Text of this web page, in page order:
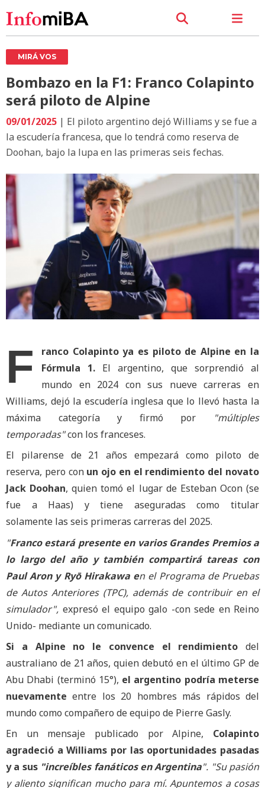
MIRÁ VOS
Bombazo en la F1: Franco Colapinto
será piloto de Alpine
09/01/2025 | El piloto argentino dejó Williams y se fue a
la escudería francesa, que lo tendrá como reserva de
Doohan, bajo la lupa en las primeras seis fechas.
F
ranco Colapinto ya es piloto de Alpine en la
Fórmula 1. El argentino, que sorprendió al
mundo en 2024 con sus nueve carreras en
Williams, dejó la escudería inglesa que lo llevó hasta la
máxima categoría y firmó por
"múltiples
temporadas"con los franceses.
El pilarense de 21 años empezará como piloto de
reserva, pero conun ojo en el rendimiento del novato
Jack Doohan, quien tomó el lugar de Esteban Ocon (se
fue a Haas) y tiene aseguradas como titular
solamente las seis primeras carreras del 2025.
"Franco estará presente en varios Grandes Premios a
lo largo del año y también compartirá tareas con
Paul Aron y Ryō Hirakawa en el Programa de Pruebas
de Autos Anteriores (TPC), además de contribuir en el
simulador", expresó el equipo galo -con sede en Reino
Unido- mediante un comunicado.
Si a Alpine no le convence el rendimiento del
australiano de 21 años, quien debutó en el último GP de
Abu Dhabi (terminó 15°), el argentino podría meterse
nuevamenteentre los 20 hombres más rápidos del
mundo como compañero de equipo de Pierre Gasly.
En un mensaje publicado por Alpine, Colapinto
agradeció a Williams por las oportunidades pasadas
y a sus "increíbles fanáticos en Argentina". "Su pasión
y aliento significan mucho para mí. Apuntemos a cosas